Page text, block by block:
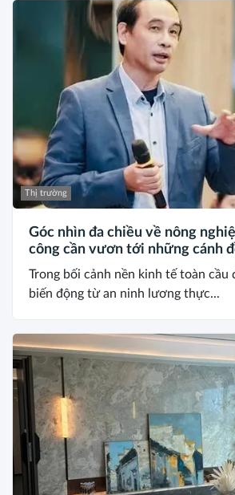
Thị trường
Góc nhìn đa chiều về nông
công cần vươn tới những cánh
Trong bối cảnh nền kinh tế toàn cầu
biến động từ an ninh lương thực...